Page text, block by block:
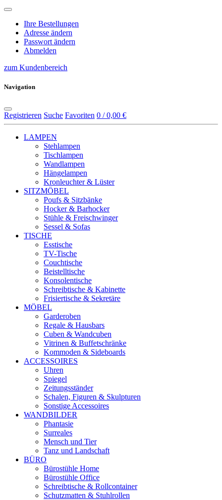
Ihre Bestellungen
Adresse ändern
Passwort ändern
Abmelden
zum Kundenbereich
Navigation
Registrieren Suche Favoriten 0 / 0,00 €
LAMPEN
Stehlampen
Tischlampen
Wandlampen
Hängelampen
Kronleuchter & Lüster
SITZMÖBEL
Poufs & Sitzbänke
Hocker & Barhocker
Stühle & Freischwinger
Sessel & Sofas
TISCHE
Esstische
TV-Tische
Couchtische
Beistelltische
Konsolentische
Schreibtische & Kabinette
Frisiertische & Sekretäre
MÖBEL
Garderoben
Regale & Hausbars
Cuben & Wandcuben
Vitrinen & Buffetschränke
Kommoden & Sideboards
ACCESSOIRES
Uhren
Spiegel
Zeitungsständer
Schalen, Figuren & Skulpturen
Sonstige Accessoires
WANDBILDER
Phantasie
Surreales
Mensch und Tier
Tanz und Landschaft
BÜRO
Bürostühle Home
Bürostühle Office
Schreibtische & Rollcontainer
Schutzmatten & Stuhlrollen